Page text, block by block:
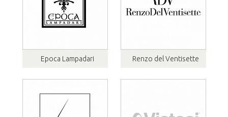
Epoca Lampadari Renzo del Ventisette